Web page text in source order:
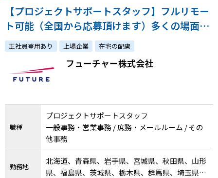
【プロジェクトサポートスタッフ】フルリモー
ト可能（全国から応募頂けます）多くの場面
で、細やかな心遣いなどホスピタリティが活か
せるお仕事🎵
正社員登用あり 上場企業 在宅の配慮
フューチャー株式会社
職種
プロジェクトサポートスタッフ
一般事務・営業事務 / 庶務・メールルーム / その
他事務
勤務地
北海道、青森県、岩手県、宮城県、秋田県、山形
県、福島県、茨城県、栃木県、群馬県、埼玉県、